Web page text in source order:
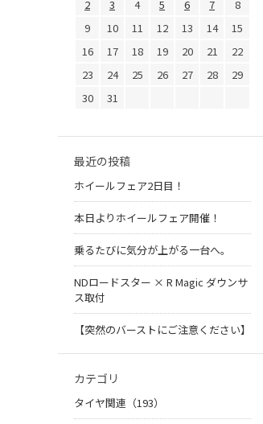
2
3 4 5 6 7
8
9
10 11 12 13 14
15
16
17 18 19 20 21
22
23
24 25 26 27 28
29
30
31
最近の投稿
ホイールフェア2日目！
本日よりホイールフェア開催！
乗るたびに気分が上がる一台へ。
NDロードスター × R Magic ダウンサ
ス取付
【突然のバーストにご注意ください】
カテゴリ
タイヤ関連（193）